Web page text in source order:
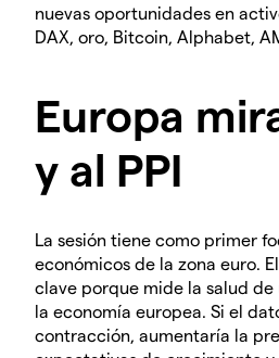
nuevas oportunidades en
DAX, oro, Bitcoin, Alphabet,
Europa
y al PPI
La sesión tiene como primer
económicos de la zona euro.
clave porque mide la salud
la economía europea. Si el
contracción, aumentaría la